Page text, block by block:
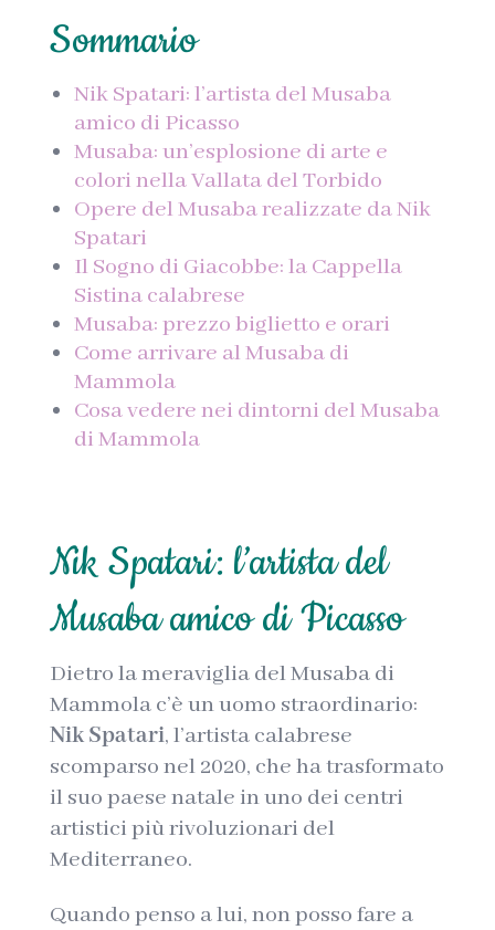
Sommario
Nik Spatari: l’artista del Musaba
amico di Picasso
Musaba: un’esplosione di arte e
colori nella Vallata del Torbido
Opere del Musaba realizzate da Nik
Spatari
Il Sogno di Giacobbe: la Cappella
Sistina calabrese
Musaba: prezzo biglietto e orari
Come arrivare al Musaba di
Mammola
Cosa vedere nei dintorni del Musaba
di Mammola
Nik Spatari: l’artista del
Musaba amico di Picasso
Dietro la meraviglia del Musaba di
Mammola c’è un uomo straordinario:
Nik Spatari, l’artista calabrese
scomparso nel 2020, che ha trasformato
il suo paese natale in uno dei centri
artistici più rivoluzionari del
Mediterraneo.
Quando penso a lui, non posso fare a